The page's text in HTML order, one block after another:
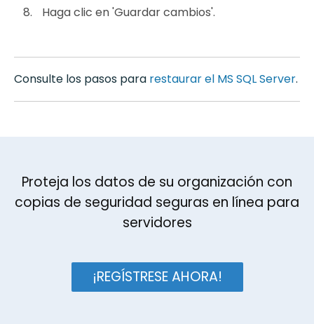
Haga clic en 'Guardar cambios'.
Consulte los pasos para restaurar el MS SQL Server.
Proteja los datos de su organización con
copias de seguridad seguras en línea para
servidores
¡REGÍSTRESE AHORA!